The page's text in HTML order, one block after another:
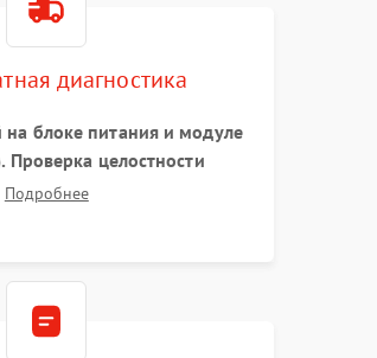
диагностика
блоке питания и модуле
Проверка целостности
или поляризаторов
Подробнее